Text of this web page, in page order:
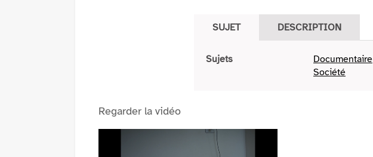
SUJET DESCRIPTION
Sujets
Documentaire
Société
Regarder la vidéo